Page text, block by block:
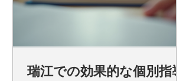
瑞江での効果的な個別指導